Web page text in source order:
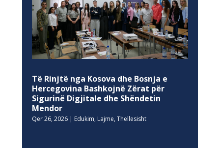
Të Rinjtë nga Kosova dhe Bosnja e
Hercegovina Bashkojnë Zërat për
Sigurinë Digjitale dhe Shëndetin
Mendor
Qer 26, 2026| Edukim, Lajme, Thellesisht